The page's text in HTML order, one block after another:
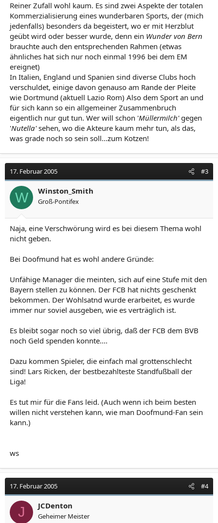
Reiner Zufall wohl kaum. Es sind zwei Aspekte der totalen
Kommerzialisierung eines wunderbaren Sports, der (mich
jedenfalls) besonders da begeistert, wo er mit Herzblut
geübt wird oder besser wurde, denn ein Wunder von Bern
brauchte auch den entsprechenden Rahmen (etwas
ähnliches hat sich nur noch einmal 1996 bei dem EM
ereignet)
In Italien, England und Spanien sind diverse Clubs hoch
verschuldet, einige davon genauso am Rande der Pleite
wie Dortmund (aktuell Lazio Rom) Also dem Sport an und
für sich kann so ein allgemeiner Zusammenbruch
eigentlich nur gut tun. Wer will schon 'Müllermilch'gegen
'Nutella'sehen, wo die Akteure kaum mehr tun, als das,
was grade noch so sein soll...zum Kotzen!
17. Februar 2005 #3
W Winston_Smith
Groß-Pontifex
Naja, eine Verschwörung wird es bei diesem Thema wohl
nicht geben.
Bei Doofmund hat es wohl andere Gründe:
Unfähige Manager die meinten, sich auf eine Stufe mit den
Bayern stellen zu können. Der FCB hat nichts geschenkt
bekommen. Der Wohlsatnd wurde erarbeitet, es wurde
immer nur soviel ausgeben, wie es verträglich ist.
Es bleibt sogar noch so viel übrig, daß der FCB dem BVB
noch Geld spenden konnte....
Dazu kommen Spieler, die einfach mal grottenschlecht
sind! Lars Ricken, der bestbezahlteste Standfußball der
Liga!
Es tut mir für die Fans leid. (Auch wenn ich beim besten
willen nicht verstehen kann, wie man Doofmund-Fan sein
kann.)
ws
17. Februar 2005 #4
J JCDenton
Geheimer Meister